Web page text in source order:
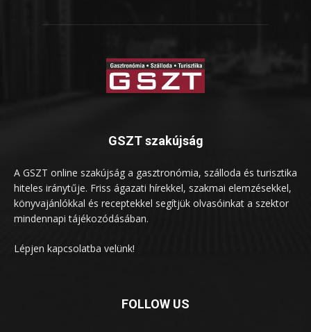
GSZT szakújság
A GSZT online szakújság a gasztronómia, szálloda és turisztika
hiteles iránytűje. Friss ágazati hírekkel, szakmai elemzésekkel,
könyvajánlókkal és receptekkel segítjük olvasóinkat a szektor
mindennapi tájékozódásában.
Lépjen kapcsolatba velünk!
FOLLOW US